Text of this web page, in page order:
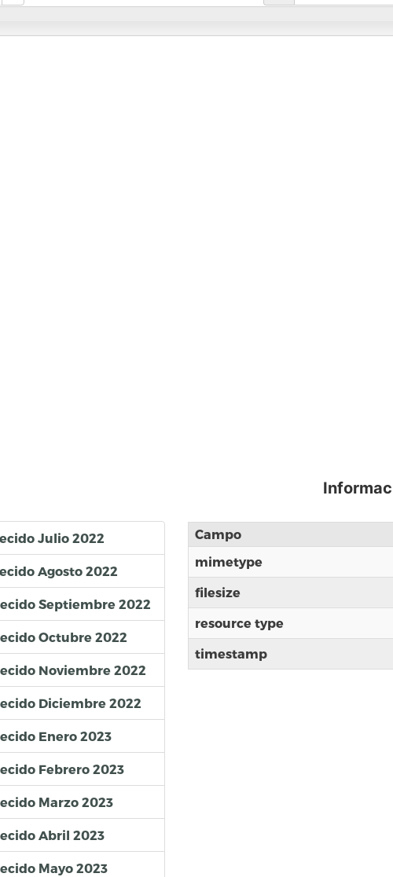
Julio 2022
Agosto 2022
Septiembre 2022
Octubre 2022
Noviembre 2022
Diciembre 2022
Enero 2023
Febrero 2023
Marzo 2023
Abril 2023
Mayo 2023
Campo
mimetype
filesize
resource type
timestamp